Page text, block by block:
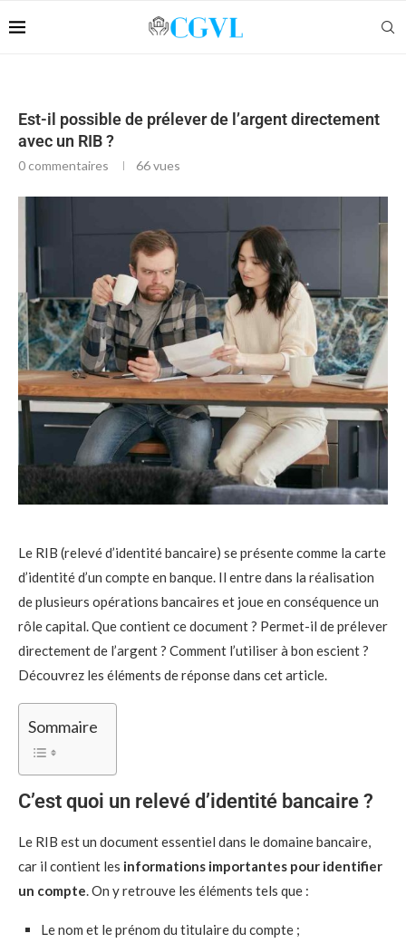
Est-il possible de prélever de l’argent directement
avec un RIB ?
0 commentaires 66vues
Le RIB (relevé d’identité bancaire) se présente comme la carte
d’identité d’un compte en banque. Il entre dans la réalisation
de plusieurs opérations bancaires et joue en conséquence un
rôle capital. Que contient ce document ? Permet-il de prélever
directement de l’argent ? Comment l’utiliser à bon escient ?
Découvrez les éléments de réponse dans cet article.
Sommaire
C’est quoi un relevé d’identité bancaire ?
Le RIB est un document essentiel dans le domaine bancaire,
car il contient les informations importantes pour identifier
un compte. On y retrouve les éléments tels que :
Le nom et le prénom du titulaire du compte ;